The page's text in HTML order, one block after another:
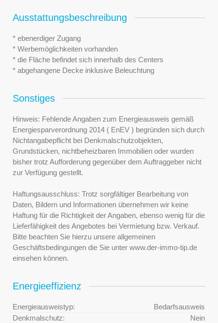
Ausstattungsbeschreibung
* ebenerdiger Zugang
* Werbemöglichkeiten vorhanden
* die Fläche befindet sich innerhalb des Centers
* abgehangene Decke inklusive Beleuchtung
Sonstiges
Hinweis: Fehlende Angaben zum Energieausweis gemäß
Energiesparverordnung 2014 ( EnEV ) begründen sich durch
Nichtangabepflicht bei Denkmalschutzobjekten,
Grundstücken, nichtbeheizbaren Immobilien oder wurden
bisher trotz Aufforderung gegenüber dem Auftraggeber nicht
zur Verfügung gestellt.
Haftungsausschluss: Trotz sorgfältiger Bearbeitung von
Daten, Bildern und Informationen übernehmen wir keine
Haftung für die Richtigkeit der Angaben, ebenso wenig für die
Lieferfähigkeit des Angebotes bei Vermietung bzw. Verkauf.
Bitte beachten Sie hierzu unsere allgemeinen
Geschäftsbedingungen die Sie unter www.der-immo-tip.de
einsehen können.
Energieeffizienz
Energieausweistyp:
Bedarfsausweis
Denkmalschutz:
Nein